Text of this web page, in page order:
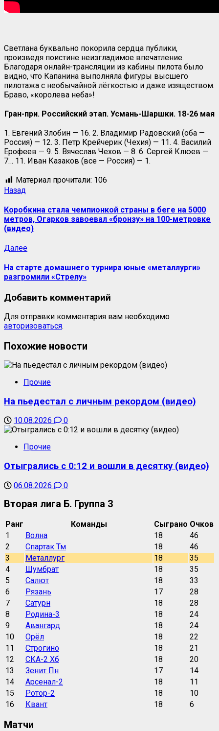
Светлана буквально покорила сердца публики,
произведя поистине неизгладимое впечатление.
Благодаря онлайн-трансляции из кабины пилота было
видно, что Капанина выполняла фигуры высшего
пилотажа с необычайной лёгкостью и даже изяществом.
Браво, «королева неба»!
Гран-при. Российский этап. Усмань-Шаршки. 18-26 мая
1. Евгений Злобин — 16. 2. Владимир Радовский (оба —
Россия) — 12. 3. Петр Крейчерик (Чехия) — 11. 4. Василий
Ерофеев — 9. 5. Вячеслав Чехов — 8. 6. Сергей Клюев —
7… 11. Иван Казаков (все — Россия) — 1.
Материал прочитали: 106
Навигация
записи
Назад
Коробкина стала чемпионкой страны в беге на 5000
метров, Огарков завоевал «бронзу» на 100-метровке
(видео)
ДалееСледующая
На старте домашнего турнира юные «металлурги»
разгромили «Стрелу»
Добавить комментарий
Для отправки комментария вам необходимо
авторизоваться.
Похожие новости
Прочие
На пьедестал с личным рекордом (видео)
10.08.2026 0
Прочие
Отыгрались с 0:12 и вошли в десятку (видео)
06.08.2026 0
Вторая лига Б. Группа 3
Ранг Команды Сыграно Очков
1
Волна 18
46
2
Спартак Тм 18
46
3
Металлург 18
35
4
Шумбрат 18
35
5
Салют 18
33
6
Рязань 17
28
7
Сатурн 18
28
8
Родина-3 18
24
9
Авангард 18
24
10
Орёл 18
22
11
Строгино 18
21
12
СКА-2 Хб 18
20
13
Зенит Пн 17
14
14
Арсенал-2 18
11
15
Ротор-2 18
10
16
Квант 18 6
Матчи